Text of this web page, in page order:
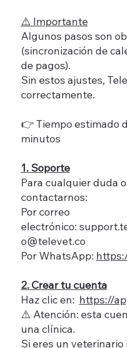
⚠️ Importante
Algunos pasos son
(sincronización de
de pagos).
Sin estos ajustes,
correctamente.
👉 Tiempo estimado
minutos
1. Soporte
Para cualquier duda
contactarnos:
Por correo
electrónico:
o@televet.co
Por WhatsApp:
2. Crear tu cuenta
Haz clic en: https://
⚠️ Atención: esta
una clínica.
Si eres un